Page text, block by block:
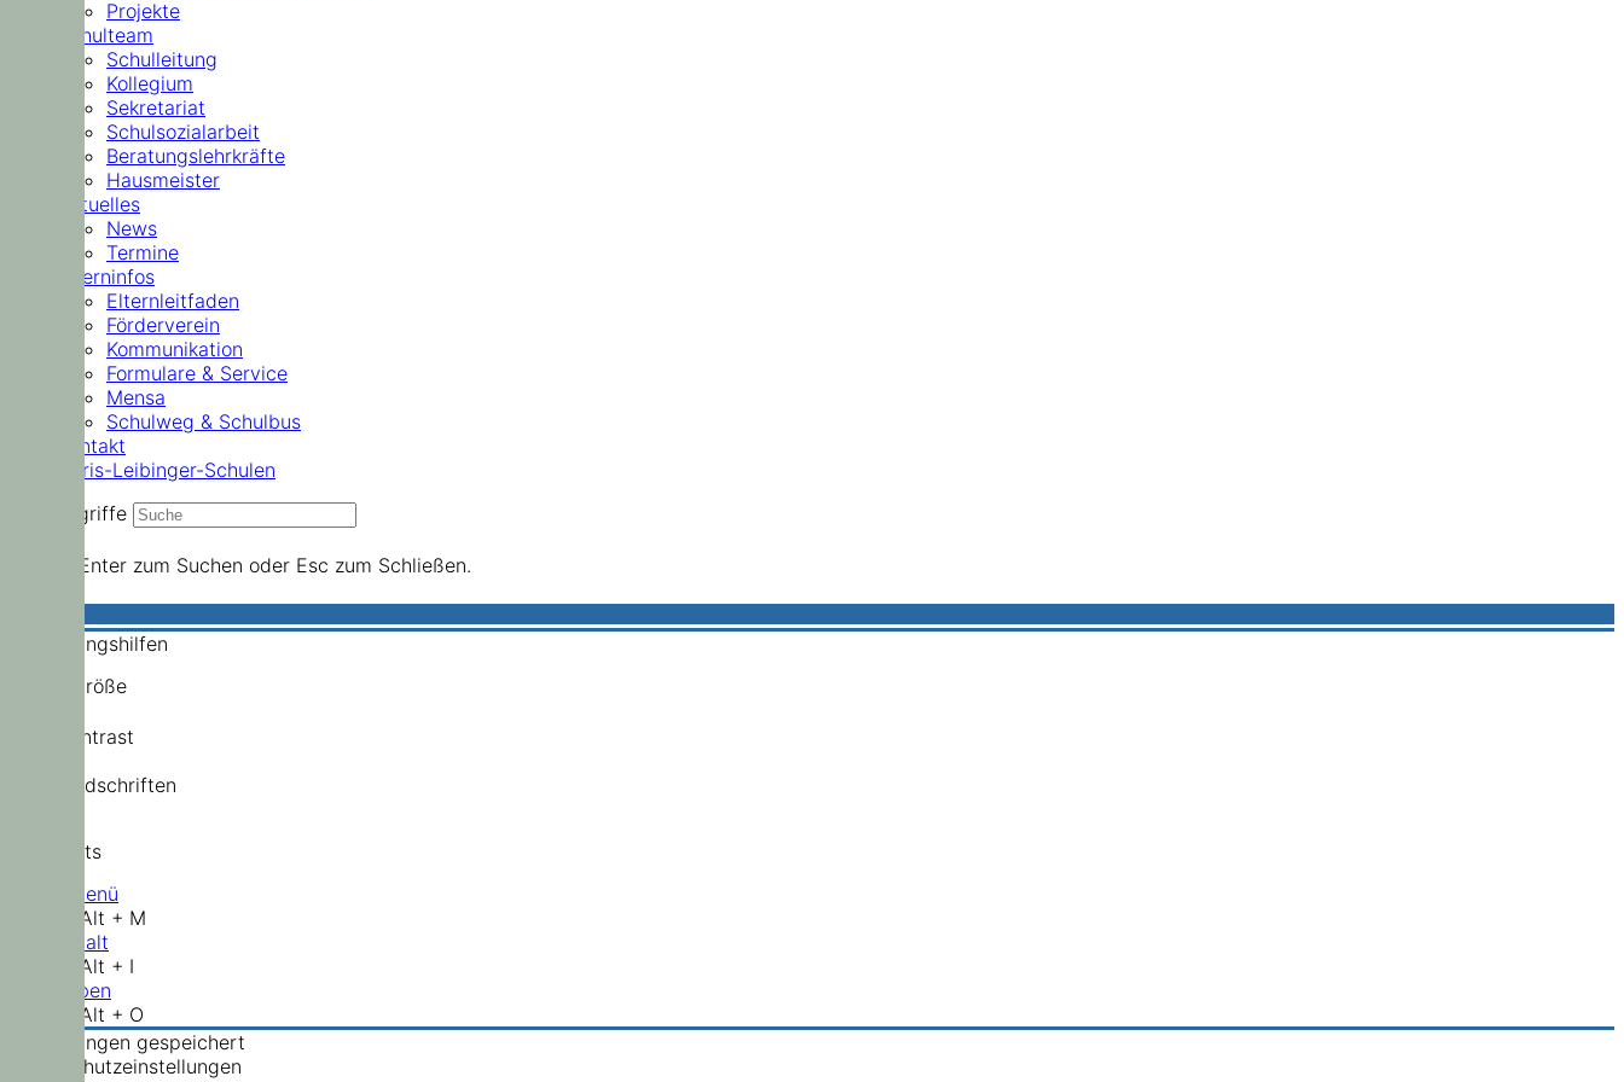
Projekte
Schulteam
Schulleitung
Kollegium
Sekretariat
Schulsozialarbeit
Beratungslehrkräfte
Hausmeister
Aktuelles
News
Termine
Elterninfos
Elternleitfaden
Förderverein
Kommunikation
Formulare & Service
Mensa
Schulweg & Schulbus
Kontakt
Doris-Leibinger-Schulen
Suchbegriffe
Drücke Enter zum Suchen oder Esc zum Schließen.
Bedienungshilfen
Schriftgröße
Hochkontrast
Standardschriften
Shortcuts
Hauptmenü
Shift + Alt + M
Zum Inhalt
Shift + Alt + I
Nach oben
Shift + Alt + O
Einstellungen gespeichert
Datenschutzeinstellungen